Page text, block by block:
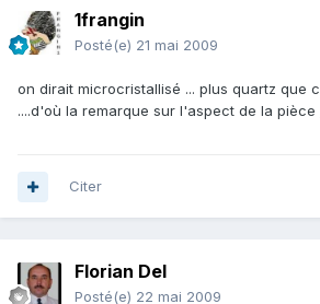
1frangin
Posté(e) 21 mai 2009
on dirait microcristallisé ... plus quartz que
....d'où la remarque sur l'aspect de la pièce
Citer
Florian Del
Posté(e) 22 mai 2009